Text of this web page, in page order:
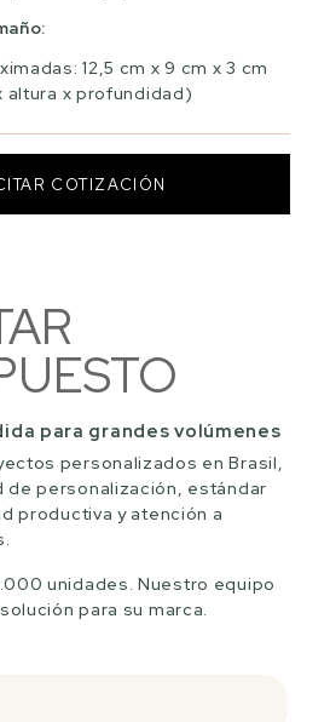
12,5 cm x 9 cm x 3 cm
altura x profundidad)
COTIZACIÓN
para grandes volúmenes
personalizados en Brasil,
de personalización, estándar
productiva y atención a
unidades. Nuestro equipo
para su marca.